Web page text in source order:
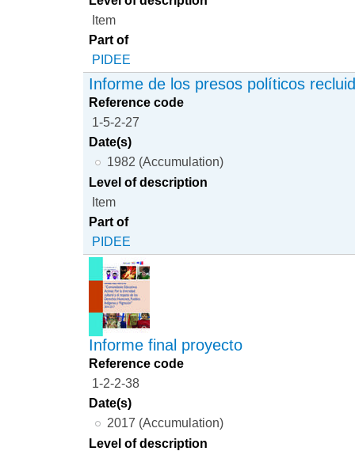
Item
Part of
PIDEE
Informe de los presos políticos
Reference code
1-5-2-27
Date(s)
1982 (Accumulation)
Level of description
Item
Part of
PIDEE
Informe final proyecto
Reference code
1-2-2-38
Date(s)
2017 (Accumulation)
Level of description